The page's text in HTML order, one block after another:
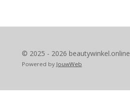
© 2025 - 2026 beautywinkel.online
Powered by JouwWeb